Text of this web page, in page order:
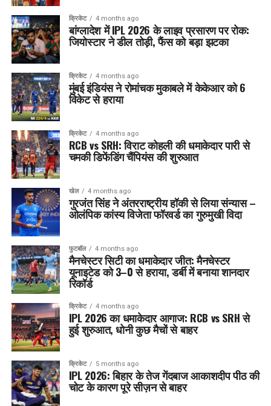
क्रिकेट 4 months ago
बांग्लादेश में IPL 2026 के लाइव प्रसारण पर रोक:
जियोस्टार ने डील तोड़ी, फैंस को बड़ा झटका
क्रिकेट 4 months ago
मुंबई इंडियंस ने रोमांचक मुकाबले में केकेआर को 6
विकेट से हराया
क्रिकेट 4 months ago
RCB vs SRH: विराट कोहली की धमाकेदार पारी से
चमकी डिफेंडिंग चैंपियंस की शुरुआत
खेल 4 months ago
गुरजंत सिंह ने अंतरराष्ट्रीय हॉकी से लिया संन्यास –
ओलंपिक कांस्य विजेता फॉरवर्ड का गुरुमुखी विदा
फुटबॉल 4 months ago
मैनचेस्टर सिटी का धमाकेदार जीत: मैनचेस्टर
यूनाइटेड को 3–0 से हराया, डर्बी में बनाया शानदार
रिकॉर्ड
क्रिकेट 4 months ago
IPL 2026 का धमाकेदार आगाज: RCB vs SRH से
हुई शुरुआत, धोनी कुछ मैचों से बाहर
क्रिकेट 5 months ago
IPL 2026: बिहार के तेज गेंदबाज आकाशदीप पीठ की
चोट के कारण पूरे सीज़न से बाहर